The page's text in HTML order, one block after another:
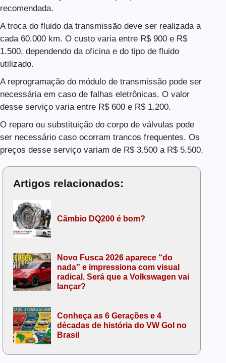
recomendada.
A troca do fluido da transmissão deve ser realizada a
cada 60.000 km. O custo varia entre R$ 900 e R$
1.500, dependendo da oficina e do tipo de fluido
utilizado.
A reprogramação do módulo de transmissão pode ser
necessária em caso de falhas eletrônicas. O valor
desse serviço varia entre R$ 600 e R$ 1.200.
O reparo ou substituição do corpo de válvulas pode
ser necessário caso ocorram trancos frequentes. Os
preços desse serviço variam de R$ 3.500 a R$ 5.500.
Artigos relacionados:
Câmbio DQ200 é bom?
Novo Fusca 2026 aparece “do
nada” e impressiona com visual
radical. Será que a Volkswagen vai
lançar?
Conheça as 6 Gerações e 4
décadas de história do VW Gol no
Brasil